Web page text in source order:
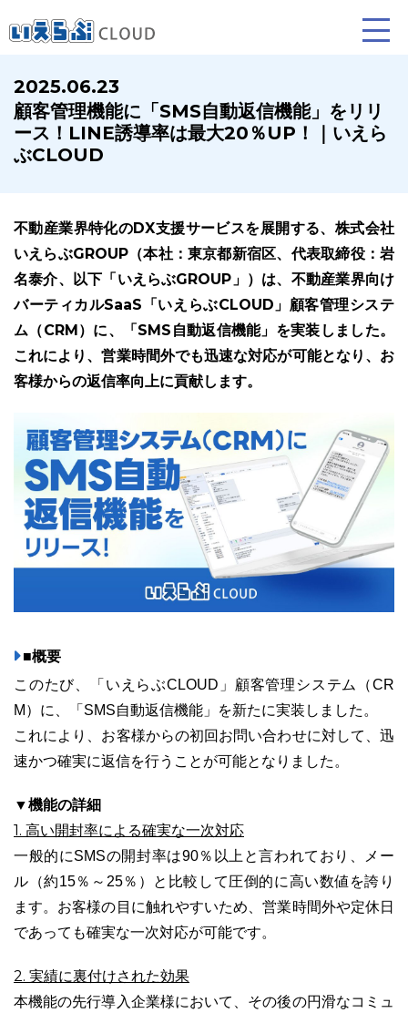
賃貸仲介
業務向け機能
売買仲介
ホームページ制作について
ユーザーインタビュー ホームペー
ニュース一覧
特長
2025.06.23
顧客管理機能に「SMS自動返信機能」をリリ
ース！LINE誘導率は最大20％UP！｜いえら
ぶCLOUD
不動産業界特化のDX支援サービスを展開する、株式会社
いえらぶGROUP（本社：東京都新宿区、代表取締役：岩
名泰介、以下「いえらぶGROUP」）は、不動産業界向け
バーティカルSaaS「いえらぶCLOUD」顧客管理システ
ム（CRM）に、「SMS自動返信機能」を実装しました。
これにより、営業時間外でも迅速な対応が可能となり、お
客様からの返信率向上に貢献します。
■概要
このたび、「いえらぶCLOUD」顧客管理システム（CR
M）に、「SMS自動返信機能」を新たに実装しました。
これにより、お客様からの初回お問い合わせに対して、迅
速かつ確実に返信を行うことが可能となりました。
▼機能の詳細
1. 高い開封率による確実な一次対応
一般的にSMSの開封率は90％以上と言われており、メー
ル（約15％～25％）と比較して圧倒的に高い数値を誇り
ます。お客様の目に触れやすいため、営業時間外や定休日
であっても確実な一次対応が可能です。
2. 実績に裏付けされた効果
本機能の先行導入企業様において、その後の円滑なコミュ